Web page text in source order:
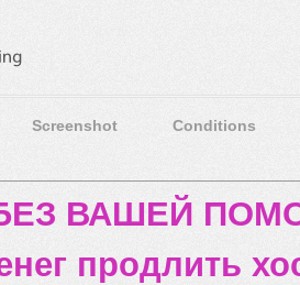
Screenshot Conditions
ВАШЕЙ
продлить